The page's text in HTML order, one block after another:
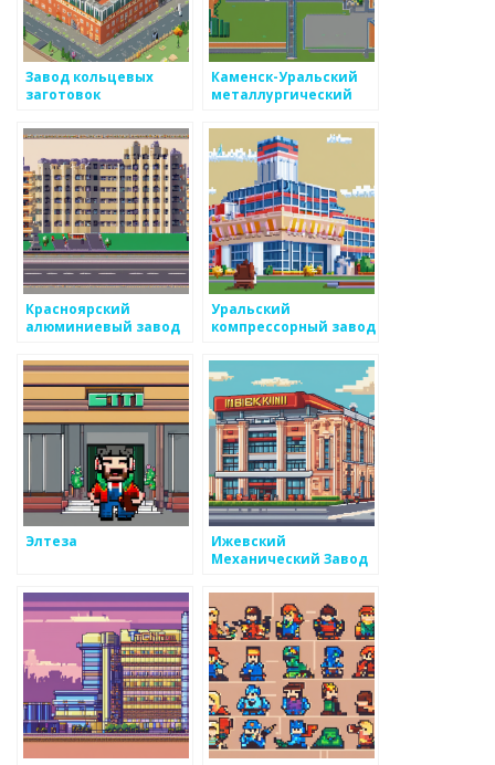
Завод кольцевых
заготовок
Каменск-Уральский
металлургический
Красноярский
алюминиевый завод
Уральский
компрессорный завод
Элтеза
Ижевский
Механический Завод